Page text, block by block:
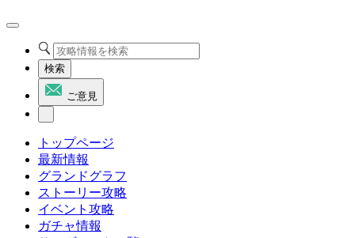
検索
ご意見
トップページ
最新情報
グランドグラフ
ストーリー攻略
イベント攻略
ガチャ情報